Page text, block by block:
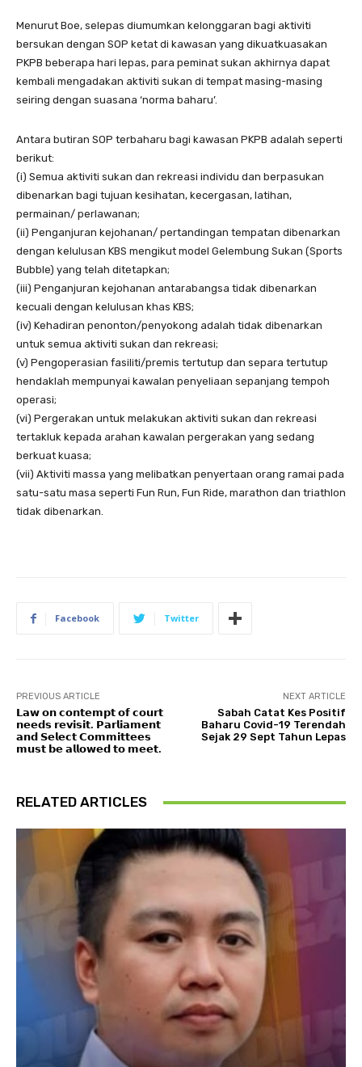
Menurut Boe, selepas diumumkan kelonggaran bagi aktiviti
bersukan dengan SOP ketat di kawasan yang dikuatkuasakan
PKPB beberapa hari lepas, para peminat sukan akhirnya dapat
kembali mengadakan aktiviti sukan di tempat masing-masing
seiring dengan suasana ‘norma baharu’.
Antara butiran SOP terbaharu bagi kawasan PKPB adalah seperti
berikut:
(i) Semua aktiviti sukan dan rekreasi individu dan berpasukan
dibenarkan bagi tujuan kesihatan, kecergasan, latihan,
permainan/ perlawanan;
(ii) Penganjuran kejohanan/ pertandingan tempatan dibenarkan
dengan kelulusan KBS mengikut model Gelembung Sukan (Sports
Bubble) yang telah ditetapkan;
(iii) Penganjuran kejohanan antarabangsa tidak dibenarkan
kecuali dengan kelulusan khas KBS;
(iv) Kehadiran penonton/penyokong adalah tidak dibenarkan
untuk semua aktiviti sukan dan rekreasi;
(v) Pengoperasian fasiliti/premis tertutup dan separa tertutup
hendaklah mempunyai kawalan penyeliaan sepanjang tempoh
operasi;
(vi) Pergerakan untuk melakukan aktiviti sukan dan rekreasi
tertakluk kepada arahan kawalan pergerakan yang sedang
berkuat kuasa;
(vii) Aktiviti massa yang melibatkan penyertaan orang ramai pada
satu-satu masa seperti Fun Run, Fun Ride, marathon dan triathlon
tidak dibenarkan.
Facebook Twitter
PREVIOUS ARTICLE
𝗟𝗮𝘄 𝗼𝗻 𝗰𝗼𝗻𝘁𝗲𝗺𝗽𝘁 𝗼𝗳 𝗰𝗼𝘂𝗿𝘁
𝗻𝗲𝗲𝗱𝘀 𝗿𝗲𝘃𝗶𝘀𝗶𝘁. 𝗣𝗮𝗿𝗹𝗶𝗮𝗺𝗲𝗻𝘁
𝗮𝗻𝗱 𝗦𝗲𝗹𝗲𝗰𝘁 𝗖𝗼𝗺𝗺𝗶𝘁𝘁𝗲𝗲𝘀
𝗺𝘂𝘀𝘁 𝗯𝗲 𝗮𝗹𝗹𝗼𝘄𝗲𝗱 𝘁𝗼 𝗺𝗲𝗲𝘁.
NEXT ARTICLE
Sabah Catat Kes Positif
Baharu Covid-19 Terendah
Sejak 29 Sept Tahun Lepas
RELATED ARTICLES